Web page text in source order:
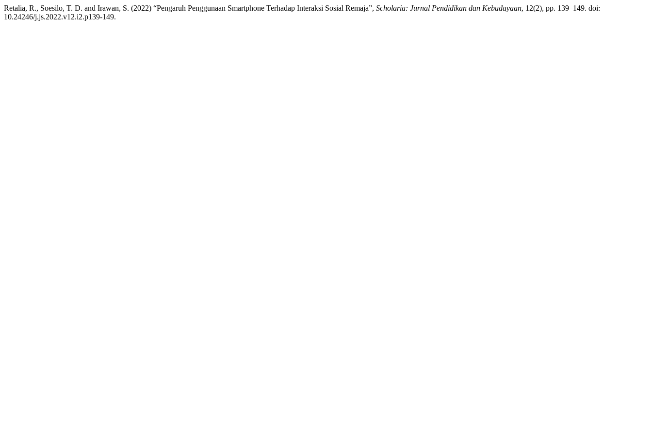
Retalia, R., Soesilo, T. D. and Irawan, S. (2022) “Pengaruh Penggunaan Smartphone Terhadap Interaksi Sosial Remaja”, Scholaria: Jurnal Pendidikan dan Kebudayaan, 12(2), pp. 139–149. doi:
10.24246/j.js.2022.v12.i2.p139-149.